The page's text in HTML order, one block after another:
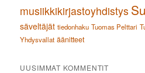
musiikkikirjastoyhdistys
säveltäjät tiedonhaku Tuomas Pelttari
Yhdysvallat äänitteet
UUSIMMAT KOMMENTIT